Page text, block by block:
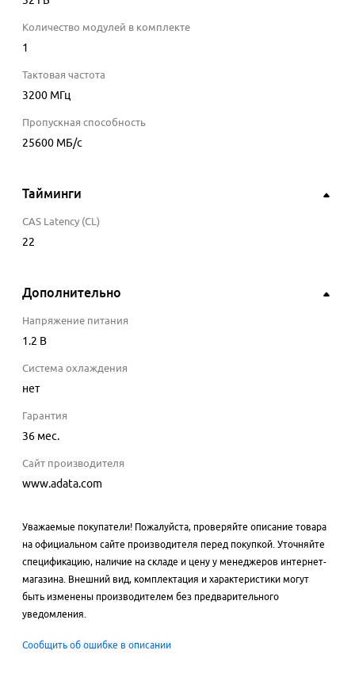
Количество модулей в комплекте
1
Тактовая частота
3200 МГц
Пропускная способность
25600 МБ/с
Тайминги
CAS Latency (CL)
22
Дополнительно
Напряжение питания
1.2 В
Система охлаждения
нет
Гарантия
36 мес.
Сайт производителя
www.adata.com
Уважаемые покупатели! Пожалуйста, проверяйте описание товара
на официальном сайте производителя перед покупкой. Уточняйте
спецификацию, наличие на складе и цену у менеджеров интернет-
магазина. Внешний вид, комплектация и характеристики могут
быть изменены производителем без предварительного
уведомления.
Сообщить об ошибке в описании